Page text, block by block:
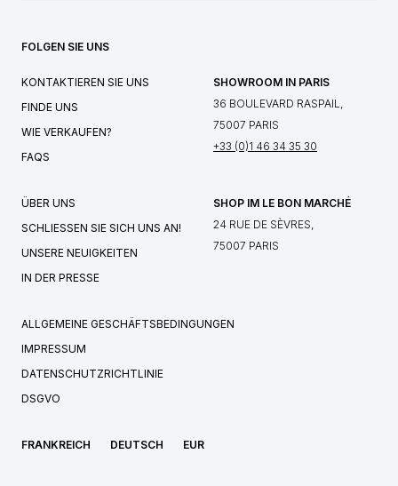
FOLGEN SIE UNS
KONTAKTIEREN SIE UNS
FINDE UNS
WIE VERKAUFEN?
FAQS
SHOWROOM IN PARIS
36 BOULEVARD RASPAIL,
75007 PARIS
+33 (0)1 46 34 35 30
ÜBER UNS
SCHLIESSEN SIE SICH UNS AN!
UNSERE NEUIGKEITEN
IN DER PRESSE
SHOP IM LE BON MARCHÉ
24 RUE DE SÈVRES,
75007 PARIS
ALLGEMEINE GESCHÄFTSBEDINGUNGEN
IMPRESSUM
DATENSCHUTZRICHTLINIE
DSGVO
FRANKREICH DEUTSCH EUR